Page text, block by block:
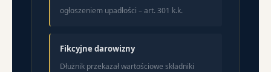
ogłoszeniem upadłości – art. 301 k.k.
Fikcyjne darowizny
Dłużnik przekazał wartościowe składniki